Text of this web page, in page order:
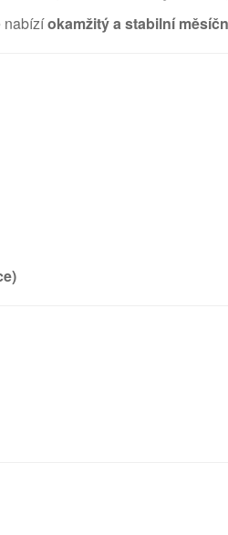
nabízíokamžitý a stabilní